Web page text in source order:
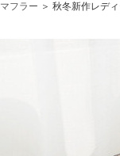
マフラー ＞ 秋冬新作レデ